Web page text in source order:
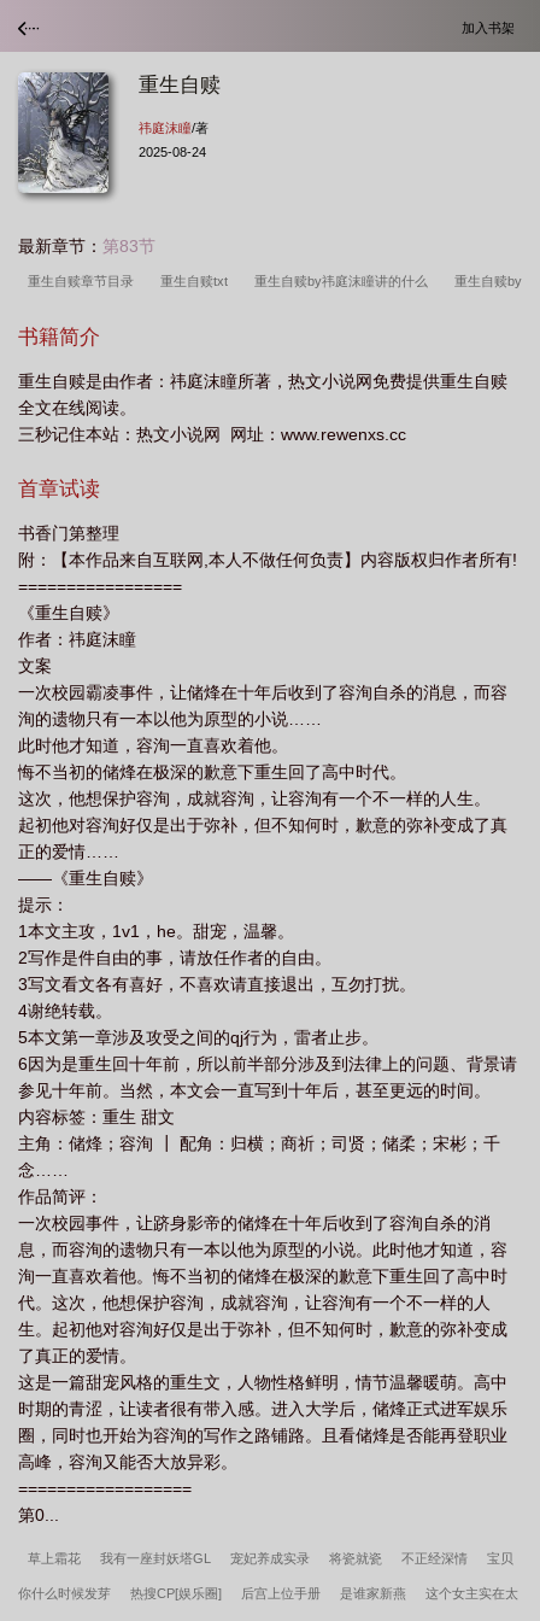
加入书架
重生自赎
祎庭沫瞳/著
2025-08-24
最新章节： 第83节
重生自赎章节目录 重生自赎txt 重生自赎by祎庭沫瞳讲的什么 重生自赎by
生自赎全文加番外txt
讲的什么 重生自赎by祎庭沫瞳 重生自赎全文阅读 重生自赎全文免费阅
读 重生自赎番外全
书籍简介
重生自赎是由作者：祎庭沫瞳所著，热文小说网免费提供重生自赎
全文在线阅读。
三秒记住本站：热文小说网 网址：www.rewenxs.cc
首章试读
书香门第整理
附：【本作品来自互联网,本人不做任何负责】内容版权归作者所有!
=================
《重生自赎》
作者：祎庭沫瞳
文案
一次校园霸凌事件，让储烽在十年后收到了容洵自杀的消息，而容
洵的遗物只有一本以他为原型的小说……
此时他才知道，容洵一直喜欢着他。
悔不当初的储烽在极深的歉意下重生回了高中时代。
这次，他想保护容洵，成就容洵，让容洵有一个不一样的人生。
起初他对容洵好仅是出于弥补，但不知何时，歉意的弥补变成了真
正的爱情……
——《重生自赎》
提示：
1本文主攻，1v1，he。甜宠，温馨。
2写作是件自由的事，请放任作者的自由。
3写文看文各有喜好，不喜欢请直接退出，互勿打扰。
4谢绝转载。
5本文第一章涉及攻受之间的qj行为，雷者止步。
6因为是重生回十年前，所以前半部分涉及到法律上的问题、背景请
参见十年前。当然，本文会一直写到十年后，甚至更远的时间。
内容标签：重生 甜文
主角：储烽；容洵 ┃ 配角：归横；商祈；司贤；储柔；宋彬；千
念……
作品简评：
一次校园事件，让跻身影帝的储烽在十年后收到了容洵自杀的消
息，而容洵的遗物只有一本以他为原型的小说。此时他才知道，容
洵一直喜欢着他。悔不当初的储烽在极深的歉意下重生回了高中时
代。这次，他想保护容洵，成就容洵，让容洵有一个不一样的人
生。起初他对容洵好仅是出于弥补，但不知何时，歉意的弥补变成
了真正的爱情。
这是一篇甜宠风格的重生文，人物性格鲜明，情节温馨暖萌。高中
时期的青涩，让读者很有带入感。进入大学后，储烽正式进军娱乐
圈，同时也开始为容洵的写作之路铺路。且看储烽是否能再登职业
高峰，容洵又能否大放异彩。
==================
第0...
草上霜花 我有一座封妖塔GL 宠妃养成实录 将瓷就瓷 不正经深情 宝贝
你什么时候发芽 热搜CP[娱乐圈] 后宫上位手册 是谁家新燕 这个女主实在太